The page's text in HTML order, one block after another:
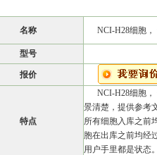
名称 NCI-H28细胞
型号
报价
特点
NCI-H28细胞
景清楚，提供参考
所有细胞入库之前
胞在出库之前均经
用户手里都是状态